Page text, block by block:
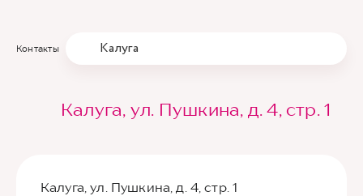
Контакты Калуга
Калуга, ул. Пушкина, д. 4, стр. 1
Калуга, ул. Пушкина, д. 4, стр. 1